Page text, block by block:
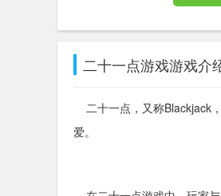
二十一点游戏游戏介
二十一点，又称Blackjack
爱。